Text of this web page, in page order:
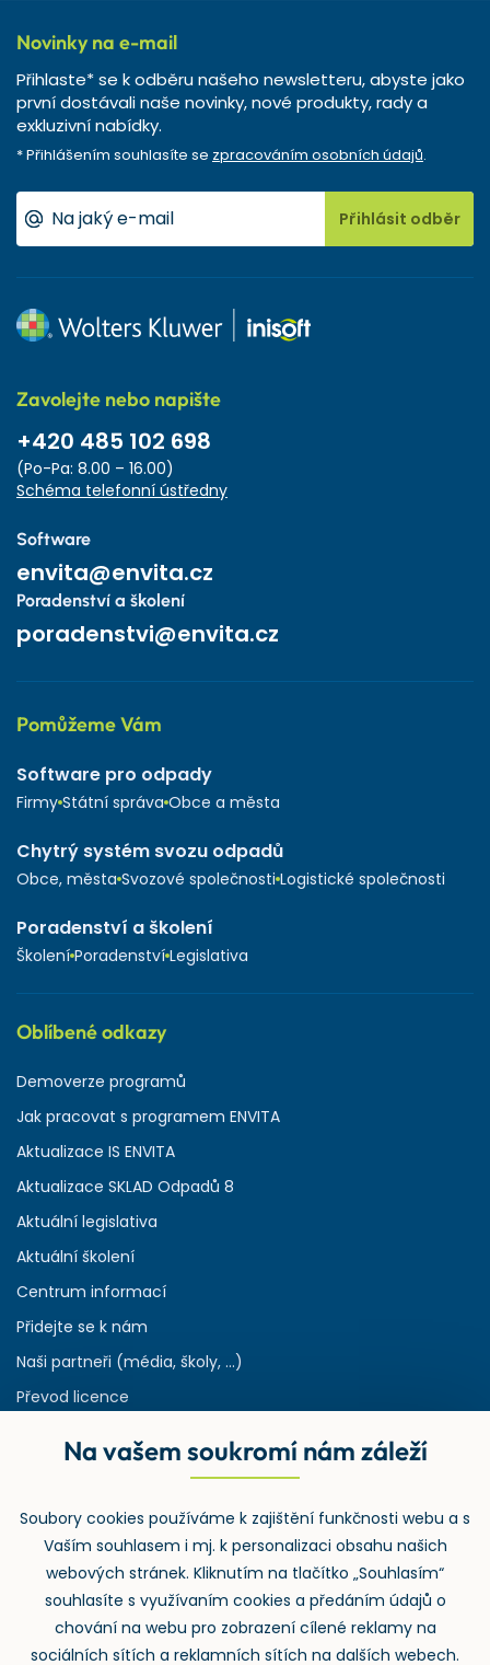
Novinky na e-mail
Přihlaste* se k odběru našeho newsletteru, abyste jako
první dostávali naše novinky, nové produkty, rady a
exkluzivní nabídky.
* Přihlášením souhlasíte se zpracováním osobních údajů.
Přihlásit odběr
Zavolejte nebo napište
+420 485 102 698
(Po-Pa: 8.00 – 16.00)
Schéma telefonní ústředny
Software
envita@envita.cz
Poradenství a školení
poradenstvi@envita.cz
Pomůžeme Vám
Software pro odpady
Firmy Státní správa Obce a města
Chytrý systém svozu odpadů
Obce, města Svozové společnosti Logistické společnosti
Poradenství a školení
Školení Poradenství Legislativa
Oblíbené odkazy
Demoverze programů
Jak pracovat s programem ENVITA
Aktualizace IS ENVITA
Aktualizace SKLAD Odpadů 8
Aktuální legislativa
Aktuální školení
Centrum informací
Přidejte se k nám
Naši partneři (média, školy, ...)
Převod licence
Rejstřík používaných zkratek v odpadech
Zpětný odběr
Na vašem soukromí nám záleží
Soubory cookies používáme k zajištění funkčnosti webu a s
Vaším souhlasem i mj. k personalizaci obsahu našich
webových stránek. Kliknutím na tlačítko „Souhlasím“
souhlasíte s využívaním cookies a předáním údajů o
chování na webu pro zobrazení cílené reklamy na
sociálních sítích a reklamních sítích na dalších webech.